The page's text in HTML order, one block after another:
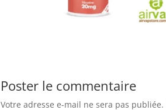
Poster le commentaire
Votre adresse e-mail ne sera pas publiée.